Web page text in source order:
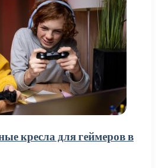
кресла для геймеров в